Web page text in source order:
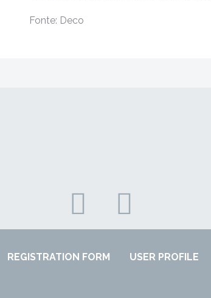
Fonte: Deco
REGISTRATION FORM USER PROFILE